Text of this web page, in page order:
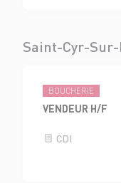
Saint-Cyr-
BOUCHERIE
VENDEUR H/F
CDI